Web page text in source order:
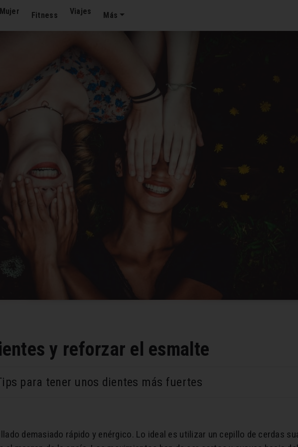
Fitness Viajes Más
y reforzar el esmalte
para tener unos dientes más fuertes
demasiado rápido y enérgico. Lo ideal es utilizar un cepillo de cerdas